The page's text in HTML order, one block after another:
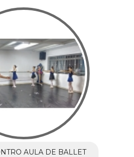
AULA DE BALLET